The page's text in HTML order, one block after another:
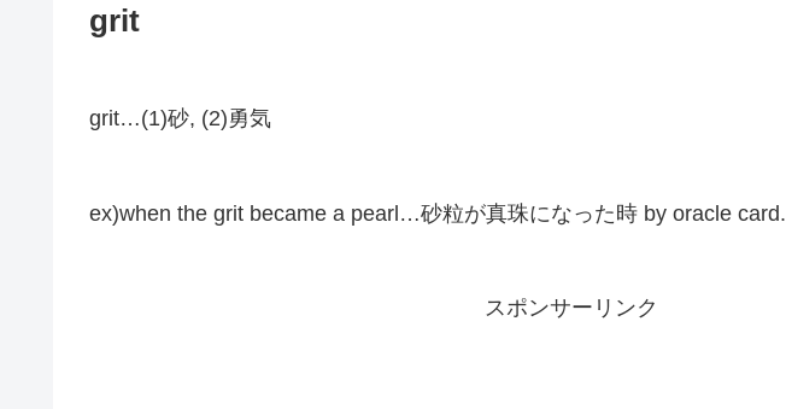
grit
grit…(1)砂, (2)勇気
ex)when the grit became a pearl…砂粒が真珠になった時 by oracle card.
スポンサーリンク